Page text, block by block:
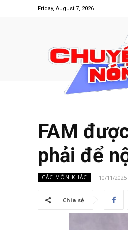
Friday, August 7, 2026
FAM
phải để
CÁC MÔN KHÁC 10/11/2025
Chia sẻ